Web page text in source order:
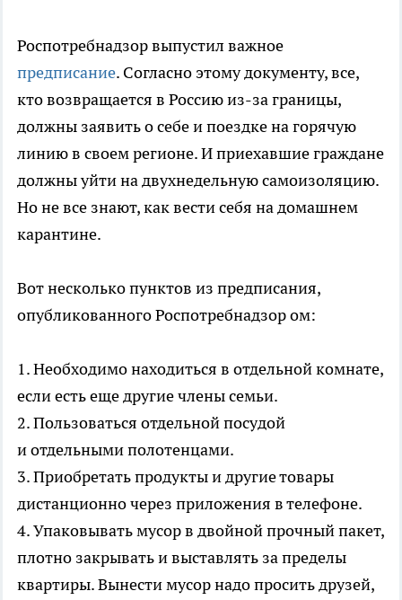
Роспотребнадзор выпустил важное
предписание. Согласно этому документу, все,
кто возвращается в Россию из-за границы,
должны заявить о себе и поездке на горячую
линию в своем регионе. И приехавшие граждане
должны уйти на двухнедельную самоизоляцию.
Но не все знают, как вести себя на домашнем
карантине.
Вот несколько пунктов из предписания,
опубликованного Роспотребнадзор ом:
1. Необходимо находиться в отдельной комнате,
если есть еще другие члены семьи.
2. Пользоваться отдельной посудой
и отдельными полотенцами.
3. Приобретать продукты и другие товары
дистанционно через приложения в телефоне.
4. Упаковывать мусор в двойной прочный пакет,
плотно закрывать и выставлять за пределы
квартиры. Вынести мусор надо просить друзей,